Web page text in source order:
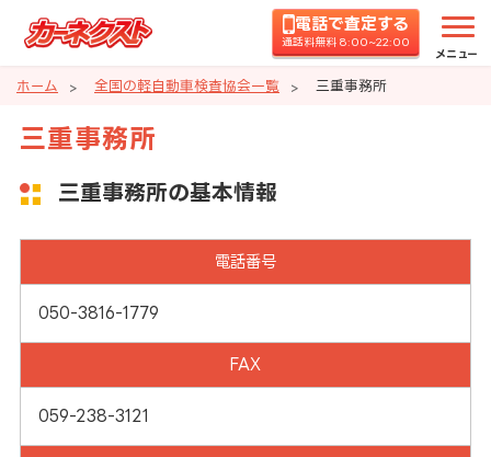
電話で査定する
通話料無料 8:00~22:00
メニュー
ホーム 全国の軽自動車検査協会一覧 三重事務所
三重事務所
三重事務所の基本情報
電話番号
050-3816-1779
FAX
059-238-3121